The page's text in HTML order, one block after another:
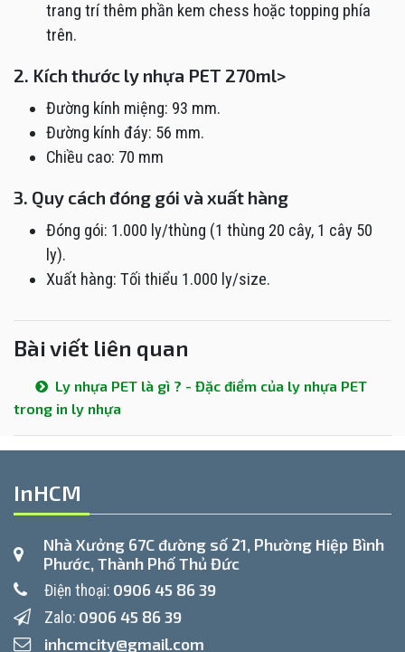
trang trí thêm phần kem chess hoặc topping phía
trên.
2. Kích thước ly nhựa PET 270ml>
Đường kính miệng: 93 mm.
Đường kính đáy: 56 mm.
Chiều cao: 70 mm
3. Quy cách đóng gói và xuất hàng
Đóng gói: 1.000 ly/thùng (1 thùng 20 cây, 1 cây 50
ly).
Xuất hàng: Tối thiểu 1.000 ly/size.
Bài viết liên quan
Ly nhựa PET là gì ? - Đặc điểm của ly nhựa PET
trong in ly nhựa
InHCM
Nhà Xưởng 67C đường số 21, Phường Hiệp Bình
Phước, Thành Phố Thủ Đức
Điện thoại: 0906 45 86 39
Zalo: 0906 45 86 39
inhcmcity@gmail.com